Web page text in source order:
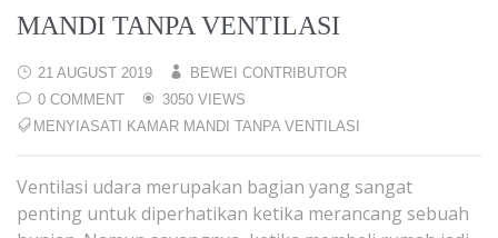
MANDI TANPA VENTILASI
21 AUGUST 2019
BEWEI CONTRIBUTOR
0 COMMENT
3050 VIEWS
MENYIASATI KAMAR MANDI TANPA VENTILASI
Ventilasi udara merupakan bagian yang sangat
penting untuk diperhatikan ketika merancang sebuah